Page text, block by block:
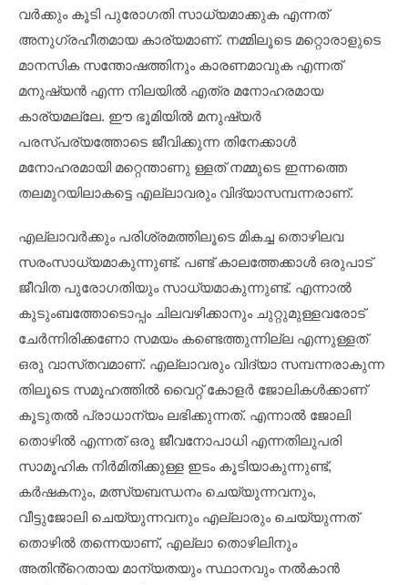
വർക്കും കൂടി പുരോഗതി സാധ്യമാക്കുക എന്നത്
അനുഗ്രഹീതമായ കാര്യമാണ്. നമ്മിലൂടെ മറ്റൊരാളുടെ
മാനസിക സന്തോഷത്തിനും കാരണമാവുക എന്നത്
മനുഷ്യൻ എന്ന നിലയിൽ എത്ര മനോഹരമായ
കാര്യമല്ലേ. ഈ ഭൂമിയിൽ മനുഷ്യർ
പരസ്‌പര്യത്തോടെ ജീവിക്കുന്ന തിനേക്കാൾ
മനോഹരമായി മറ്റെന്താണു ള്ളത് നമ്മുടെ ഇന്നത്തെ
തലമുറയിലാകട്ടെ എല്ലാവരും വിദ്യാസമ്പന്നരാണ്.
എല്ലാവർക്കും പരിശ്രമത്തിലൂടെ മികച്ച തൊഴിലവ
സരംസാധ്യമാകുന്നുണ്ട്. പണ്ട് കാലത്തേക്കാൾ ഒരുപാട്
ജീവിത പുരോഗതിയും സാധ്യമാകുന്നുണ്ട്. എന്നാൽ
കുടുംബത്തോടൊപ്പം ചിലവഴിക്കാനും ചുറ്റുമുള്ളവരോട്
ചേർന്നിരിക്കണോ സമയം കണ്ടെത്തുന്നില്ല എന്നുള്ളത്
ഒരു വാസ്‌തവമാണ്. എല്ലാവരും വിദ്യാ സമ്പന്നരാകുന്ന
തിലൂടെ സമൂഹത്തിൽ വൈറ്റ് കോളർ ജോലികൾക്കാണ്
കൂടുതൽ പ്രാധാന്യം ലഭിക്കുന്നത്. എന്നാൽ ജോലി
തൊഴിൽ എന്നത് ഒരു ജീവനോപാധി എന്നതിലുപരി
സാമൂഹിക നിർമിതിക്കുള്ള ഇടം കൂടിയാകുന്നുണ്ട്,
കർഷകനും, മത്സ്യബന്ധനം ചെയ്യുന്നവനും,
വീട്ടുജോലി ചെയ്യുന്നവനും എല്ലാരും ചെയ്യുന്നത്
തൊഴിൽ തന്നെയാണ്, എല്ലാ തൊഴിലിനും
അതിൻ്റെതായ മാന്യതയും സ്ഥാനവും നൽകാൻ